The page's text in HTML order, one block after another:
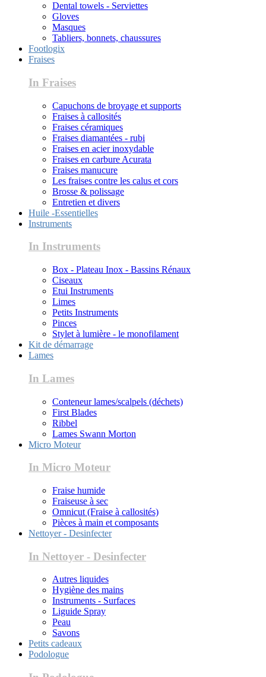
Dental towels - Serviettes
Gloves
Masques
Tabliers, bonnets, chaussures
Footlogix
Fraises
In Fraises
Capuchons de broyage et supports
Fraises à callosités
Fraises céramiques
Fraises diamantées - rubi
Fraises en acier inoxydable
Fraises en carbure Acurata
Fraises manucure
Les fraises contre les calus et cors
Brosse & polissage
Entretien et divers
Huile -Essentielles
Instruments
In Instruments
Box - Plateau Inox - Bassins Rénaux
Ciseaux
Etui Instruments
Limes
Petits Instruments
Pinces
Stylet à lumière - le monofilament
Kit de démarrage
Lames
In Lames
Conteneur lames/scalpels (déchets)
First Blades
Ribbel
Lames Swann Morton
Micro Moteur
In Micro Moteur
Fraise humide
Fraiseuse à sec
Omnicut (Fraise à callosités)
Pièces à main et composants
Nettoyer - Desinfecter
In Nettoyer - Desinfecter
Autres liquides
Hygiène des mains
Instruments - Surfaces
Liguide Spray
Peau
Savons
Petits cadeaux
Podologue